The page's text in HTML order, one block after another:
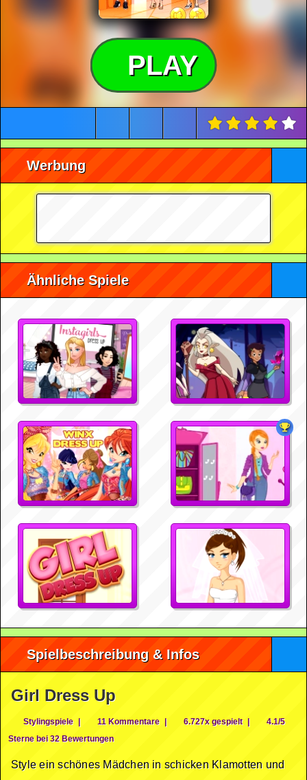
PLAY
Werbung
Ähnliche Spiele
Spielbeschreibung & Infos
Girl Dress Up
Stylingspiele | 11 Kommentare | 6.727x gespielt |
4.1/5
Sterne bei 32 Bewertungen
Style ein schönes Mädchen in schicken Klamotten und